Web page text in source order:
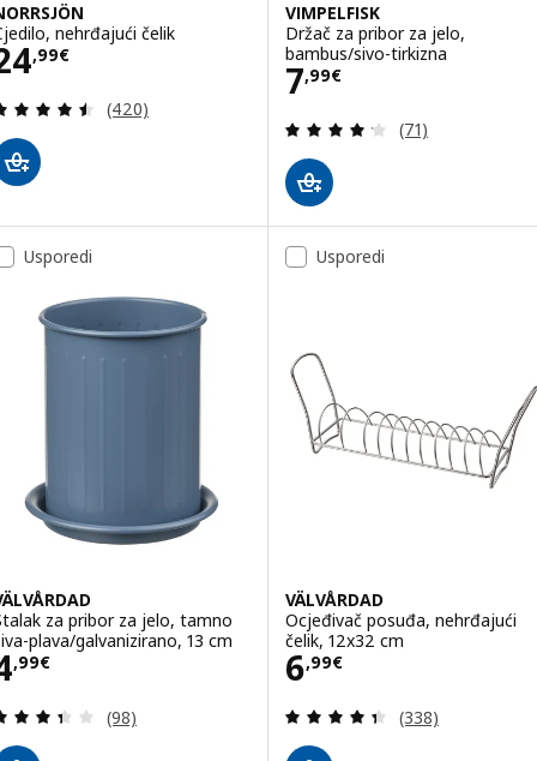
nehrđajući čelik
,99€ 24,99€
Revizija: 4.5 od 5 zvjezdica. Ukupno recenzija:
(420)
VIMPELFISK
Držač za pribor za jelo,
bambus/sivo-tirkizna
7,99€
Cijena 7,99€
Revizija: 4.2
(71)
Usporedi
za pribor za jelo, tamno
plava/galvanizirano, 13 cm
,99€ 4,99€
Revizija: 3.4 od 5 zvjezdica. Ukupno recenzija:
(98)
Usporedi
VÄLVÅRDAD
Ocjeđivač posuđa, nehrđajući
čelik, 12x32 cm
6,99€
Cijena 6,99€
Revizija: 4.4
(338)